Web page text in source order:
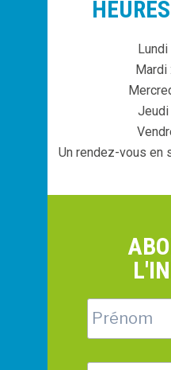
Jeudi
Un rendez-vous en